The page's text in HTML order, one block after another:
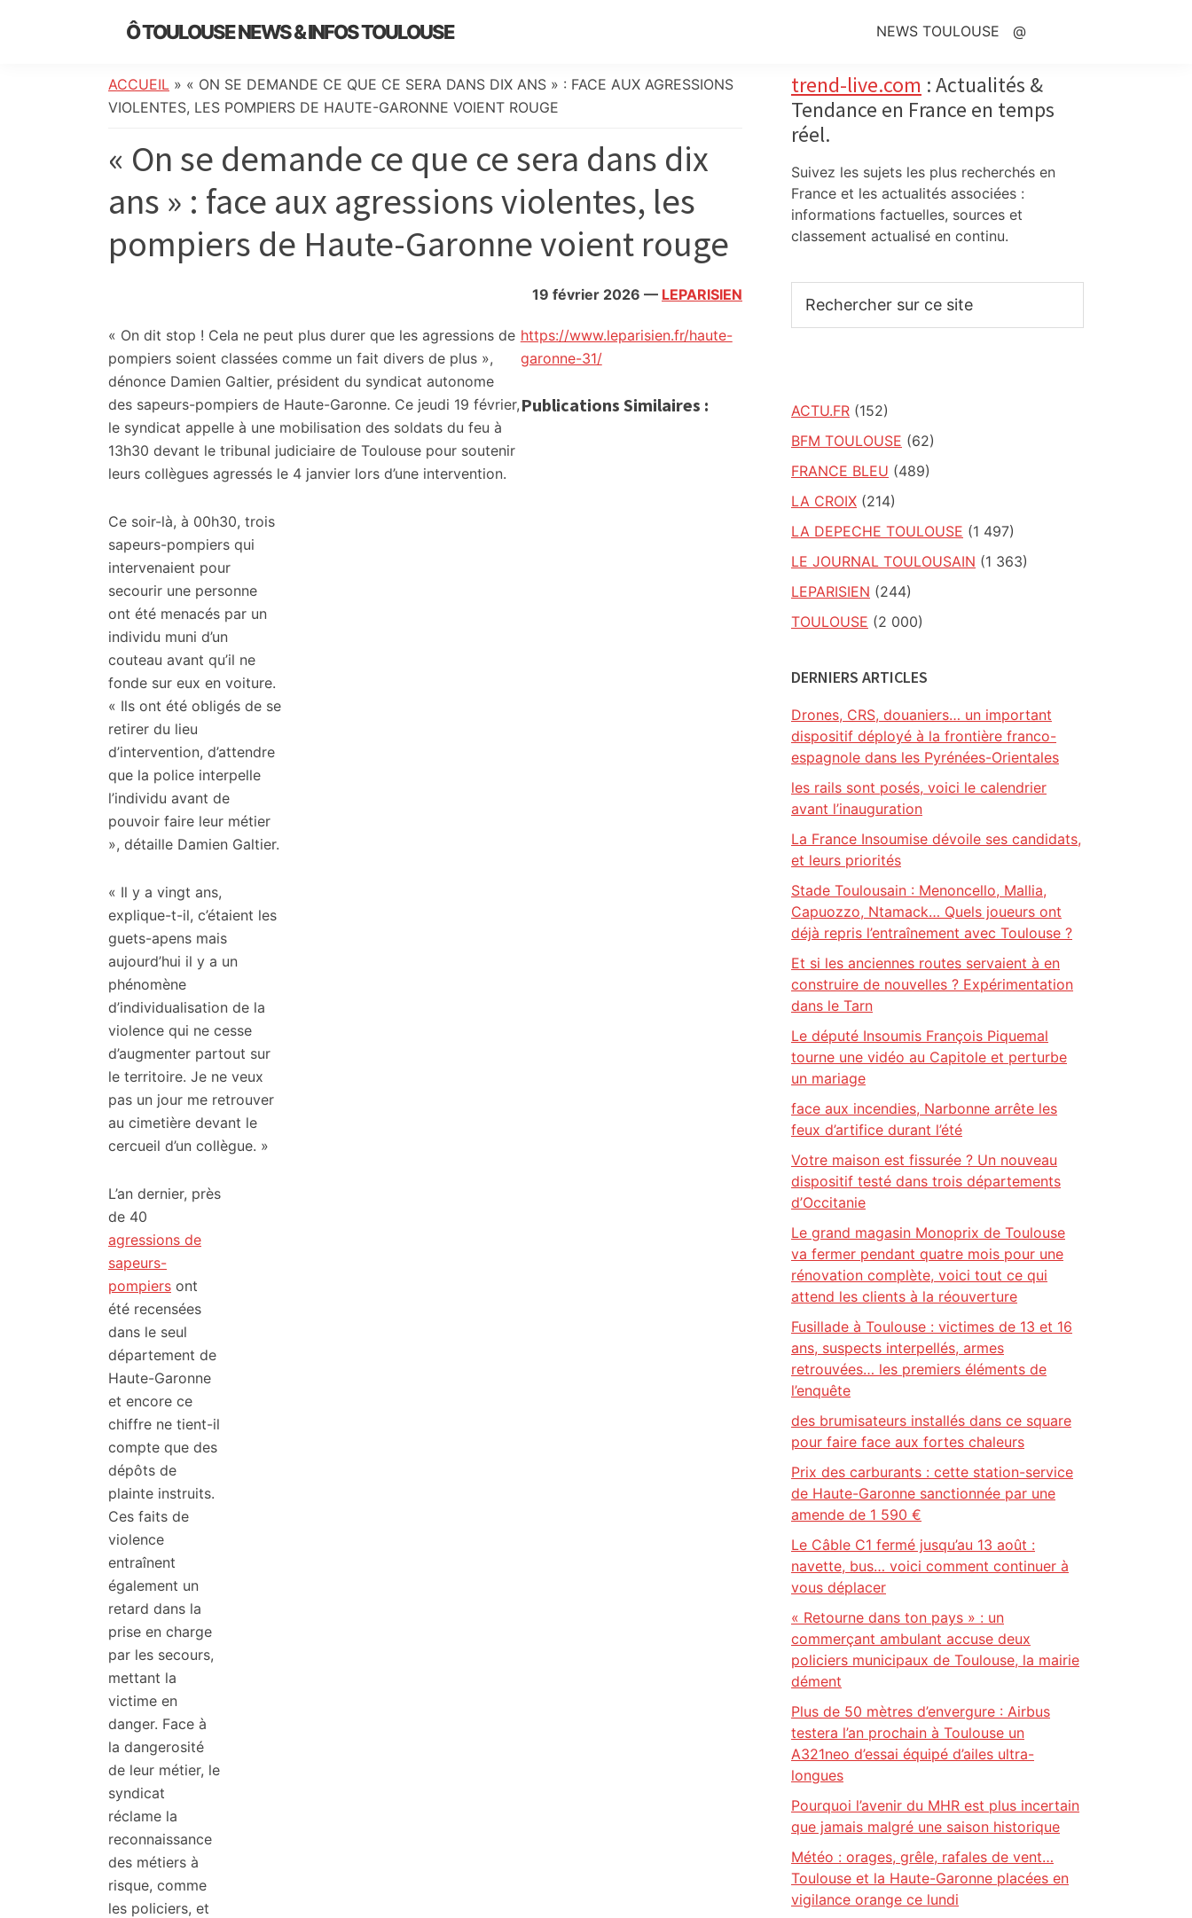
Ô TOULOUSE NEWS & INFOS TOULOUSE
de
l’actualité
info
locale,
société,
culture,
politique,
divers
et
initiatives
citoyennes
NEWS TOULOUSE @
ACCUEIL » « ON SE DEMANDE CE QUE CE SERA DANS DIX ANS » : FACE AUX AGRESSIONS
VIOLENTES, LES POMPIERS DE HAUTE-GARONNE VOIENT ROUGE
« On se demande ce que ce sera dans dix
ans » : face aux agressions violentes, les
pompiers de Haute-Garonne voient rouge
19 février 2026 — LEPARISIEN
« On dit stop ! Cela ne peut plus durer que les agressions de
pompiers soient classées comme un fait divers de plus »,
dénonce Damien Galtier, président du syndicat autonome
des sapeurs-pompiers de Haute-Garonne. Ce jeudi 19 février,
le syndicat appelle à une mobilisation des soldats du feu à
13h30 devant le tribunal judiciaire de Toulouse pour soutenir
leurs collègues agressés le 4 janvier lors d’une intervention.
Ce soir-là, à 00h30, trois
sapeurs-pompiers qui
intervenaient pour
secourir une personne
ont été menacés par un
individu muni d’un
couteau avant qu’il ne
fonde sur eux en voiture.
« Ils ont été obligés de se
retirer du lieu
d’intervention, d’attendre
que la police interpelle
l’individu avant de
pouvoir faire leur métier
», détaille Damien Galtier.
« Il y a vingt ans,
explique-t-il, c’étaient les
guets-apens mais
aujourd’hui il y a un
phénomène
d’individualisation de la
violence qui ne cesse
d’augmenter partout sur
le territoire. Je ne veux
pas un jour me retrouver
au cimetière devant le
cercueil d’un collègue. »
L’an dernier, près
de 40
agressions de
sapeurs-
pompiers ont
été recensées
dans le seul
département de
Haute-Garonne
et encore ce
chiffre ne tient-il
compte que des
dépôts de
plainte instruits.
Ces faits de
violence
entraînent
également un
retard dans la
prise en charge
par les secours,
mettant la
victime en
danger. Face à
la dangerosité
de leur métier, le
syndicat
réclame la
reconnaissance
des métiers à
risque, comme
les policiers, et
https://www.leparisien.fr/haute-
garonne-31/
Publications Similaires :
Primary
Sidebar
trend-live.com : Actualités &
Tendance en France en temps
réel.
Suivez les sujets les plus recherchés en
France et les actualités associées :
informations factuelles, sources et
classement actualisé en continu.
sur
ACTU.FR (152)
BFM TOULOUSE (62)
FRANCE BLEU (489)
LA CROIX (214)
LA DEPECHE TOULOUSE (1 497)
LE JOURNAL TOULOUSAIN (1 363)
LEPARISIEN (244)
TOULOUSE (2 000)
DERNIERS ARTICLES
Drones, CRS, douaniers… un important
dispositif déployé à la frontière franco-
espagnole dans les Pyrénées-Orientales
les rails sont posés, voici le calendrier
avant l’inauguration
La France Insoumise dévoile ses candidats,
et leurs priorités
Stade Toulousain : Menoncello, Mallia,
Capuozzo, Ntamack… Quels joueurs ont
déjà repris l’entraînement avec Toulouse ?
Et si les anciennes routes servaient à en
construire de nouvelles ? Expérimentation
dans le Tarn
Le député Insoumis François Piquemal
tourne une vidéo au Capitole et perturbe
un mariage
face aux incendies, Narbonne arrête les
feux d’artifice durant l’été
Votre maison est fissurée ? Un nouveau
dispositif testé dans trois départements
d’Occitanie
Le grand magasin Monoprix de Toulouse
va fermer pendant quatre mois pour une
rénovation complète, voici tout ce qui
attend les clients à la réouverture
Fusillade à Toulouse : victimes de 13 et 16
ans, suspects interpellés, armes
retrouvées… les premiers éléments de
l’enquête
des brumisateurs installés dans ce square
pour faire face aux fortes chaleurs
Prix des carburants : cette station-service
de Haute-Garonne sanctionnée par une
amende de 1 590 €
Le Câble C1 fermé jusqu’au 13 août :
navette, bus… voici comment continuer à
vous déplacer
« Retourne dans ton pays » : un
commerçant ambulant accuse deux
policiers municipaux de Toulouse, la mairie
dément
Plus de 50 mètres d’envergure : Airbus
testera l’an prochain à Toulouse un
A321neo d’essai équipé d’ailes ultra-
longues
Pourquoi l’avenir du MHR est plus incertain
que jamais malgré une saison historique
Météo : orages, grêle, rafales de vent…
Toulouse et la Haute-Garonne placées en
vigilance orange ce lundi